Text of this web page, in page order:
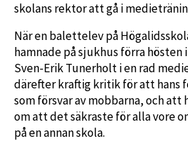
skolans rektor att gå i
När en balettelev på
hamnade på sjukhus förra
Sven-Erik Tunerholt i en rad
därefter kraftig kritik för att hans
som försvar av mobbarna, och
om att det säkraste för alla vore
på en annan skola.